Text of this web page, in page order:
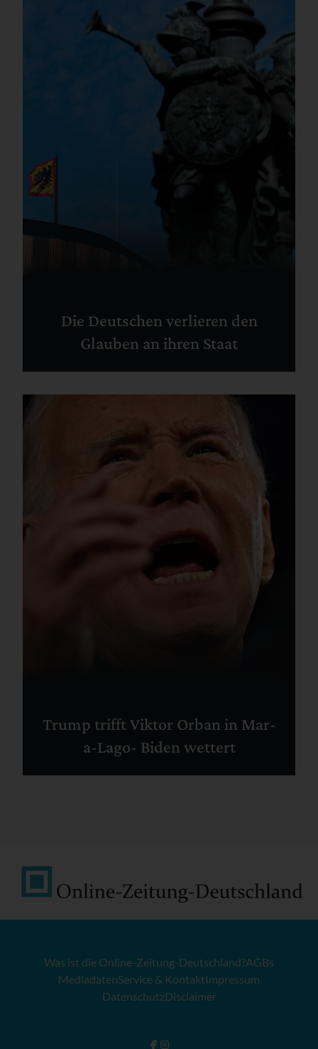
Die Deutschen verlieren den
Glauben an ihren Staat
Trump trifft Viktor Orban in Mar-
a-Lago- Biden wettert
Was ist die Online-Zeitung-Deutschland?AGBs
MediadatenService & KontaktImpressum
DatenschutzDisclaimer